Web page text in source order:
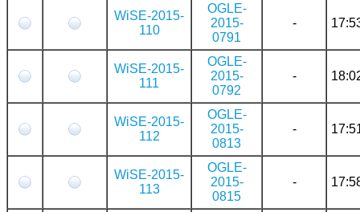
WiSE-2015-
110
OGLE-
2015-
0791
-
WiSE-2015-
111
OGLE-
2015-
0792
-
WiSE-2015-
112
OGLE-
2015-
0813
-
WiSE-2015-
113
OGLE-
2015-
0815
-